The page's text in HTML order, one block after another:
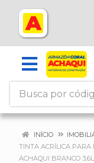
INÍCIO
TINTA ACRÍLICA PARA
ACHAQUI BRANCO 3,6L